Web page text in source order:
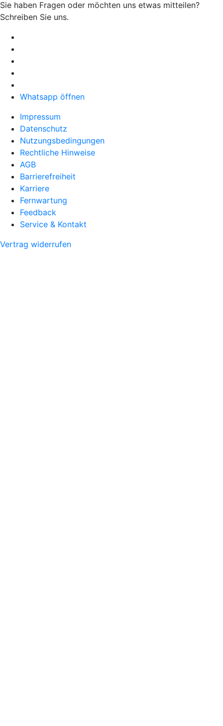
Sie haben Fragen oder möchten uns etwas mitteilen?
Schreiben Sie uns.
Whatsapp öffnen
Impressum
Datenschutz
Nutzungsbedingungen
Rechtliche Hinweise
AGB
Barrierefreiheit
Karriere
Fernwartung
Feedback
Service & Kontakt
Vertrag widerrufen